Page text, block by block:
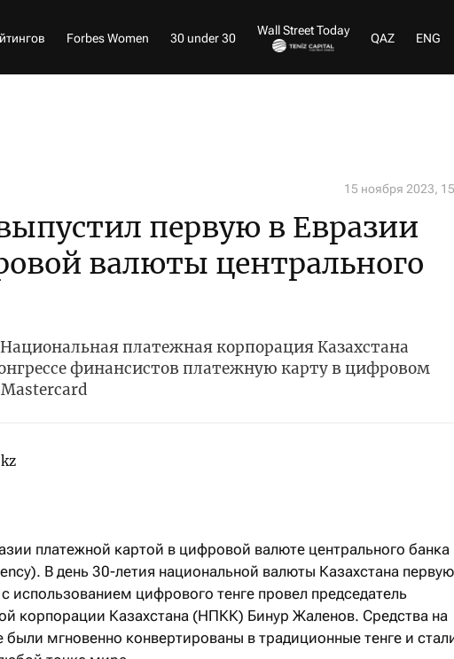
Forbes Women 30 under 30
Wall Street Today
QAZ ENG
15 ноября 2023,
первую в Евразии
валюты центрального
платежная корпорация Казахстана
финансистов платежную карту в цифровом
платежной картой в цифровой валюте центрального банка
В день 30-летия национальной валюты Казахстана первую
использованием цифрового тенге провел председатель
корпорации Казахстана (НПКК) Бинур Жаленов. Средства на
были мгновенно конвертированы в традиционные тенге и